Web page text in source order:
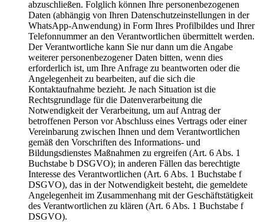
abzuschließen. Folglich können Ihre personenbezogenen
Daten (abhängig von Ihren Datenschutzeinstellungen in der
WhatsApp-Anwendung) in Form Ihres Profilbildes und Ihrer
Telefonnummer an den Verantwortlichen übermittelt werden.
Der Verantwortliche kann Sie nur dann um die Angabe
weiterer personenbezogener Daten bitten, wenn dies
erforderlich ist, um Ihre Anfrage zu beantworten oder die
Angelegenheit zu bearbeiten, auf die sich die
Kontaktaufnahme bezieht. Je nach Situation ist die
Rechtsgrundlage für die Datenverarbeitung die
Notwendigkeit der Verarbeitung, um auf Antrag der
betroffenen Person vor Abschluss eines Vertrags oder einer
Vereinbarung zwischen Ihnen und dem Verantwortlichen
gemäß den Vorschriften des Informations- und
Bildungsdienstes Maßnahmen zu ergreifen (Art. 6 Abs. 1
Buchstabe b DSGVO); in anderen Fällen das berechtigte
Interesse des Verantwortlichen (Art. 6 Abs. 1 Buchstabe f
DSGVO), das in der Notwendigkeit besteht, die gemeldete
Angelegenheit im Zusammenhang mit der Geschäftstätigkeit
des Verantwortlichen zu klären (Art. 6 Abs. 1 Buchstabe f
DSGVO).